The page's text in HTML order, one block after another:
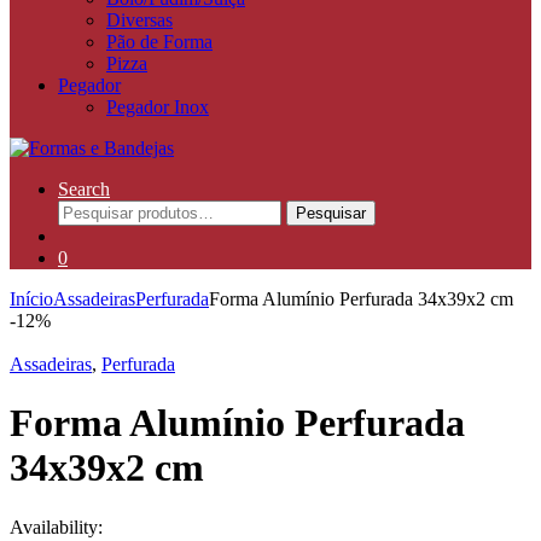
Diversas
Pão de Forma
Pizza
Pegador
Pegador Inox
Search
Pesquisar
por:
Pesquisar
0
InícioAssadeirasPerfuradaForma Alumínio Perfurada 34x39x2 cm
-12%
Assadeiras, Perfurada
Forma Alumínio Perfurada
34x39x2 cm
Availability: